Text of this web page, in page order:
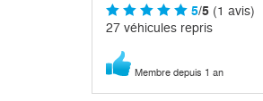
5/5 (1 avis)
27 véhicules repris
Membre depuis 1 an